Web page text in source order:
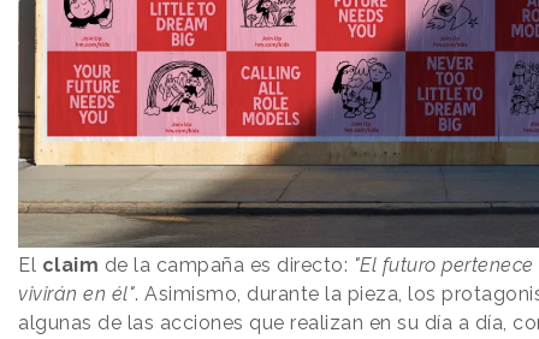
El claim de la campaña es directo: "El futuro
vivirán en él". Asimismo, durante la pieza, los
algunas de las acciones que realizan en su día a día,